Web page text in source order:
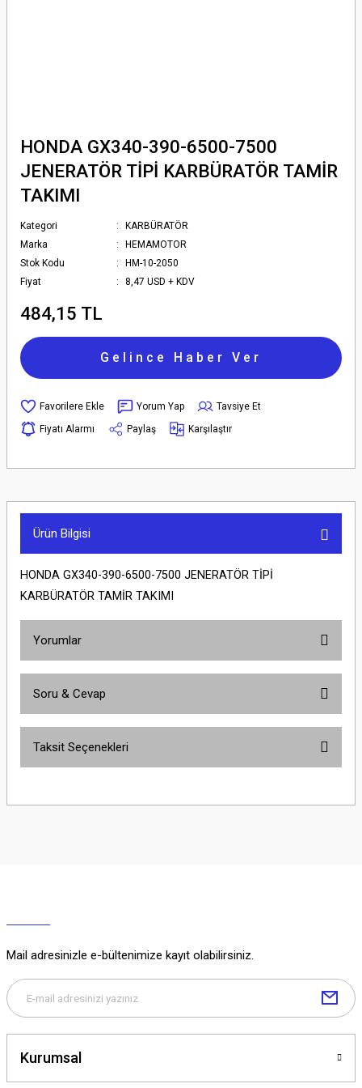
HONDA GX340-390-6500-7500
JENERATÖR TİPİ KARBÜRATÖR TAMİR
TAKIMI
Kategori
KARBÜRATÖR
Marka
HEMAMOTOR
Stok Kodu
HM-10-2050
Fiyat
8,47 USD + KDV
484,15 TL
Gelince Haber Ver
Yorum Yap
Tavsiye Et
Fiyatı Alarmı
Paylaş Karşılaştır
Ürün Bilgisi
HONDA GX340-390-6500-7500 JENERATÖR TİPİ
KARBÜRATÖR TAMİR TAKIMI
Yorumlar
Soru & Cevap
Soru Sor
Taksit Seçenekleri
Mail adresinizle e-bültenimize kayıt olabilirsiniz.
Kurumsal